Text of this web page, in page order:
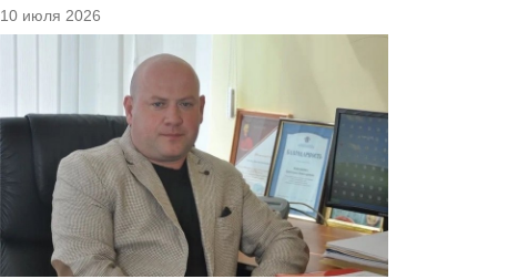
10 июля 2026